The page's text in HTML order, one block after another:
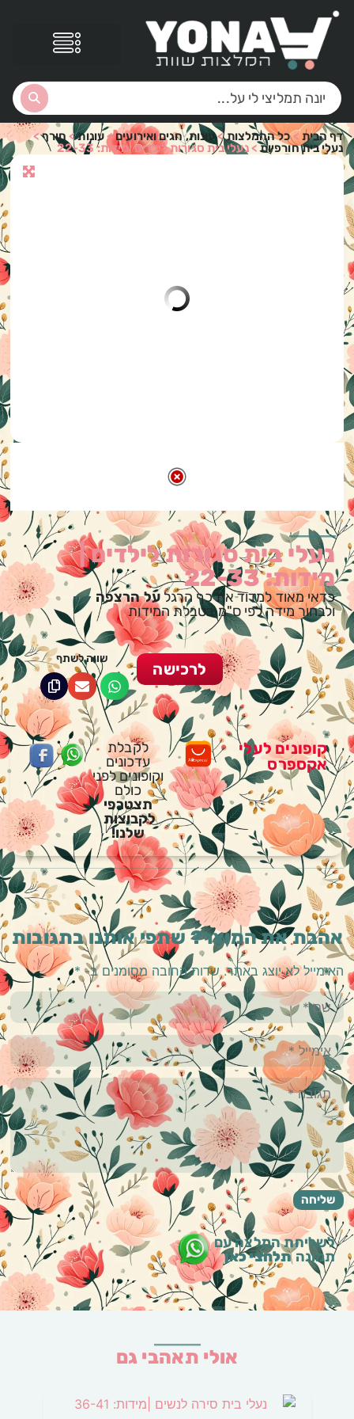
דף הבית>כל ההמלצות>עונות, חגים ואירועים>עונות>חורף>
נעלי בית חורפיות>נעלי בית סגורות לילדים |מידות: 22-33
נעלי בית סגורות לילדים |
מידות: 22-33
כדאי מאוד למדוד את כף הרגלעל הרצפה
ולבחור מידה לפי ס"מ בטבלת המידות
שווה לשתף
לרכישה
לקבלת
עדכונים
וקופונים לפני
כולם
תצטרפי
לקבוצות
שלנו!
קופונים לעלי
אקספרס
אהבת את המוצר? שתפי אותנו בתגובות
האימייל לא יוצג באתר. שדות החובה מסומנים ב- *
לשליחת המלצה עם
תמונהתלחצי כאן
אולי תאהבי גם